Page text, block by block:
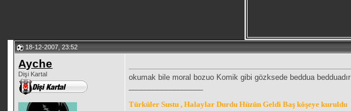
18-12-2007, 23:52
Ayche
Dişi Kartal
okumak bile moral bozuo Komik gibi gözksede beddua
Türküler Sustu , Halaylar Durdu Hüzün Geldi Baş köşeye kuruldu